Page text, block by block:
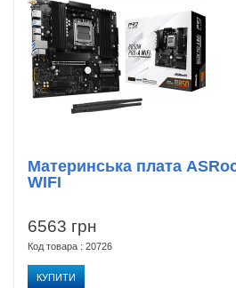
6563 грн
Код товара : 20726
КУПИТИ
Материнська плата
WIFI